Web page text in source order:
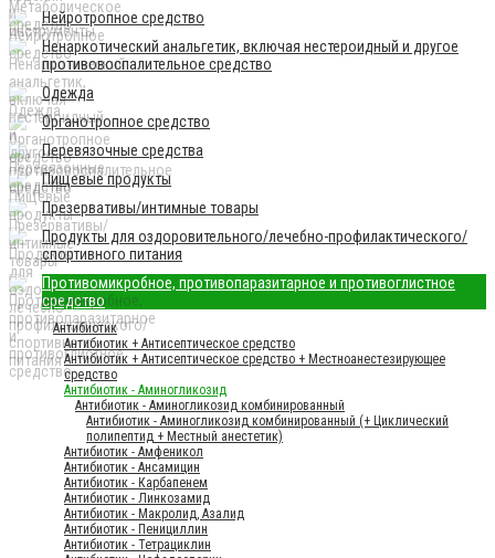
Нейротропное средство
Ненаркотический анальгетик, включая нестероидный и другое
противовоспалительное средство
Одежда
Органотропное средство
Перевязочные средства
Пищевые продукты
Презервативы/интимные товары
Продукты для оздоровительного/лечебно-профилактического/
спортивного питания
Противомикробное, противопаразитарное и противоглистное
средство
Антибиотик
Антибиотик + Антисептическое средство
Антибиотик + Антисептическое средство + Местноанестезирующее
средство
Антибиотик - Аминогликозид
Антибиотик - Аминогликозид комбинированный
Антибиотик - Аминогликозид комбинированный (+ Циклический
полипептид + Местный анестетик)
Антибиотик - Амфеникол
Антибиотик - Ансамицин
Антибиотик - Карбапенем
Антибиотик - Линкозамид
Антибиотик - Макролид, Азалид
Антибиотик - Пенициллин
Антибиотик - Тетрациклин